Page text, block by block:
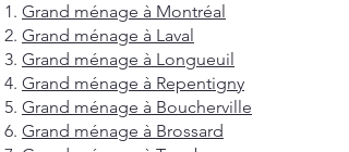
Grand ménage à Montréal
Grand ménage à Laval
Grand ménage à Longueuil
Grand ménage à Repentigny
Grand ménage à Boucherville
Grand ménage à Brossard